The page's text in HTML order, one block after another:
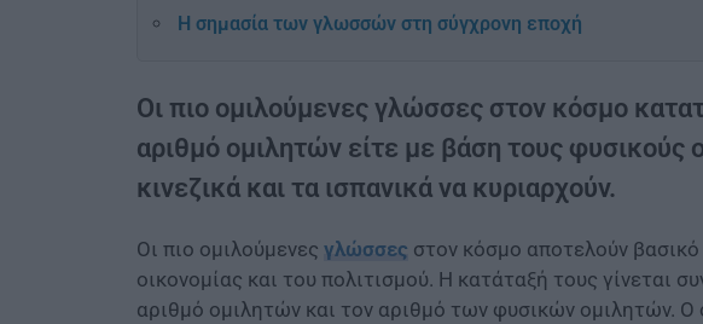
Η σημασία των γλωσσών στη σύγχρονη εποχή
Οι πιο ομιλούμενες γλώσσες στον κόσμο
αριθμό ομιλητών είτε με βάση τους φυσικούς
κινεζικά και τα ισπανικά να κυριαρχούν.
Οι πιο ομιλούμενες γλώσσες στον κόσμο αποτελούν βασικό
οικονομίας και του πολιτισμού. Η κατάταξή τους γίνεται
αριθμό ομιλητών και τον αριθμό των φυσικών ομιλητών.